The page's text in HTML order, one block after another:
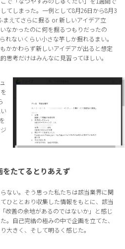
てしまった。一例として8月26日から8月3
えてさらに掘る or 新しいアイデア立
なかったのに何を掘るつもりだったの
れないくらい小さな芋しか掘れるまい。
かかわらず新しいアイデアが出ると想定
思考だけはみんなに見習ってほしい。
たてるとりあえず
ない。そう思った私たちは該当業界に関
ひととおり収集した情報をもとに、該当
改善の余地があるのではないか」と感じ
。自己完結の極みの中で企画を立てた、
大きく、そして明るく感じた。